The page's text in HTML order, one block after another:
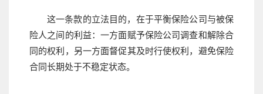
这一条款的立法目的，在于平衡保险公司与被保
险人之间的利益：一方面赋予保险公司调查和解除合
同的权利，另一方面督促其及时行使权利，避免保险
合同长期处于不稳定状态。